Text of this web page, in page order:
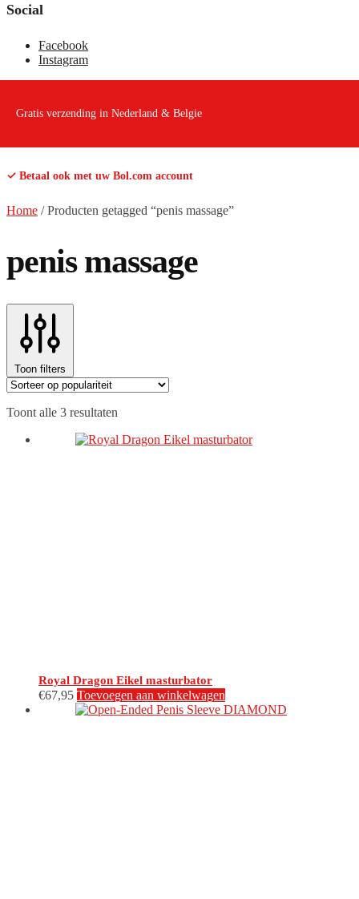
Social
Facebook
Instagram
Gratis verzending in Nederland & Belgie
✓ Betaal ook met uw Bol.com account
Home /Producten getagged “penis massage”
penis massage
Toon filters
Toont alle 3 resultaten
populariteit
Royal Dragon Eikel masturbator
€67,95 Toevoegen aan winkelwagen